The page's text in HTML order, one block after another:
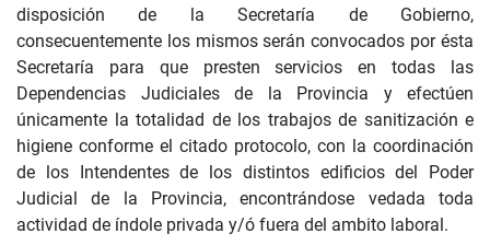
disposición de la Secretaría de Gobierno,
consecuentemente los mismos serán convocados por ésta
Secretaría para que presten servicios en todas las
Dependencias Judiciales de la Provincia y efectúen
únicamente la totalidad de los trabajos de sanitización e
higiene conforme el citado protocolo, con la coordinación
de los Intendentes de los distintos edificios del Poder
Judicial de la Provincia, encontrándose vedada toda
actividad de índole privada y/ó fuera del ambito laboral.